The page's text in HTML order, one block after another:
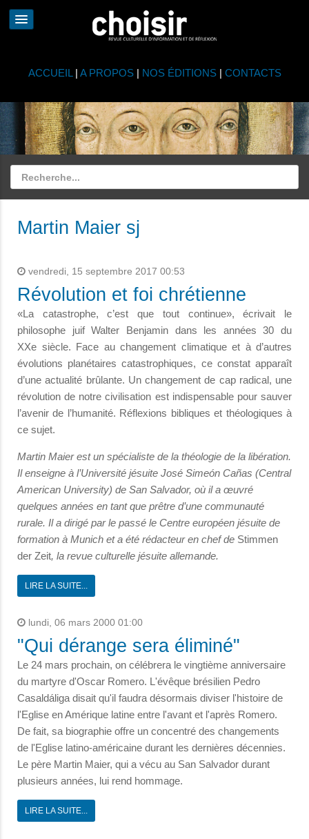
ACCUEIL | A PROPOS| NOS ÉDITIONS| CONTACTS
Martin Maier sj
vendredi, 15 septembre 2017 00:53
Révolution et foi chrétienne
«La catastrophe, c’est que tout continue», écrivait le
philosophe juif Walter Benjamin dans les années 30 du
XXe siècle. Face au changement climatique et à d’autres
évolutions planétaires catastrophiques, ce constat apparaît
d’une actualité brûlante. Un changement de cap radical, une
révolution de notre civilisation est indispensable pour sauver
l’avenir de l’humanité. Réflexions bibliques et théologiques à
ce sujet.
Martin Maier est un spécialiste de la théologie de la libération.
Il enseigne à l’Université jésuite José Simeón Cañas (Central
American University) de San Salvador, où il a œuvré
quelques années en tant que prêtre d’une communauté
rurale. Il a dirigé par le passé le Centre européen jésuite de
formation à Munich et a été rédacteur en chef de Stimmen
der Zeit, la revue culturelle jésuite allemande.
LIRE LA SUITE...
lundi, 06 mars 2000 01:00
"Qui dérange sera éliminé"
Le 24 mars prochain, on célébrera le vingtième anniversaire
du martyre d'Oscar Romero. L'évêque brésilien Pedro
Casaldáliga disait qu'il faudra désormais diviser l'histoire de
l'Eglise en Amérique latine entre l'avant et l'après Romero.
De fait, sa biographie offre un concentré des changements
de l'Eglise latino-américaine durant les dernières décennies.
Le père Martin Maier, qui a vécu au San Salvador durant
plusieurs années, lui rend hommage.
LIRE LA SUITE...